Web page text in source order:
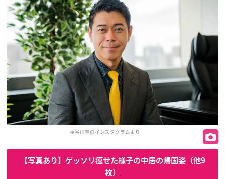
長谷川豊のインスタグラムより
【写真あり】ゲッソリ痩せた様子の中居の帰国姿（他9
枚）